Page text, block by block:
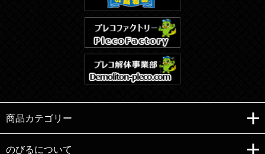
商品カテゴリー
のびるについて